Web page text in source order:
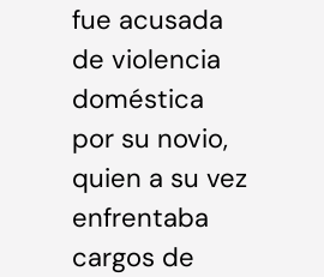
fue acusada
de violencia
doméstica
por su novio,
quien a su vez
enfrentaba
cargos de